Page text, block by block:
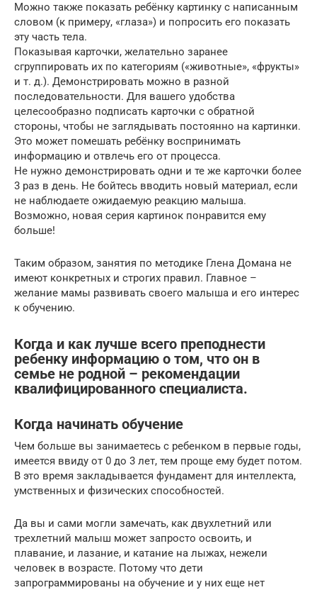
Можно также показать ребёнку картинку с написанным
словом (к примеру, «глаза») и попросить его показать
эту часть тела.
Показывая карточки, желательно заранее
сгруппировать их по категориям («животные», «фрукты»
и т. д.). Демонстрировать можно в разной
последовательности. Для вашего удобства
целесообразно подписать карточки с обратной
стороны, чтобы не заглядывать постоянно на картинки.
Это может помешать ребёнку воспринимать
информацию и отвлечь его от процесса.
Не нужно демонстрировать одни и те же карточки более
3 раз в день. Не бойтесь вводить новый материал, если
не наблюдаете ожидаемую реакцию малыша.
Возможно, новая серия картинок понравится ему
больше!
Таким образом, занятия по методике Глена Домана не
имеют конкретных и строгих правил. Главное –
желание мамы развивать своего малыша и его интерес
к обучению.
Когда и как лучше всего преподнести
ребенку информацию о том, что он в
семье не родной – рекомендации
квалифицированного специалиста.
Когда начинать обучение
Чем больше вы занимаетесь с ребенком в первые годы,
имеется ввиду от 0 до 3 лет, тем проще ему будет потом.
В это время закладывается фундамент для интеллекта,
умственных и физических способностей.
Да вы и сами могли замечать, как двухлетний или
трехлетний малыш может запросто освоить, и
плавание, и лазание, и катание на лыжах, нежели
человек в возрасте. Потому что дети
запрограммированы на обучение и у них еще нет